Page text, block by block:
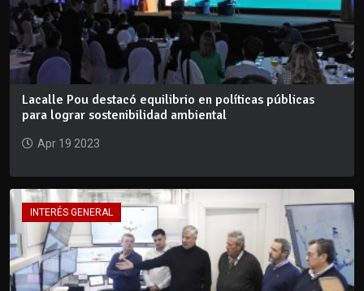
Lacalle Pou destacó equilibrio en políticas públicas
para lograr sostenibilidad ambiental
Apr 19 2023
INTERÉS GENERAL